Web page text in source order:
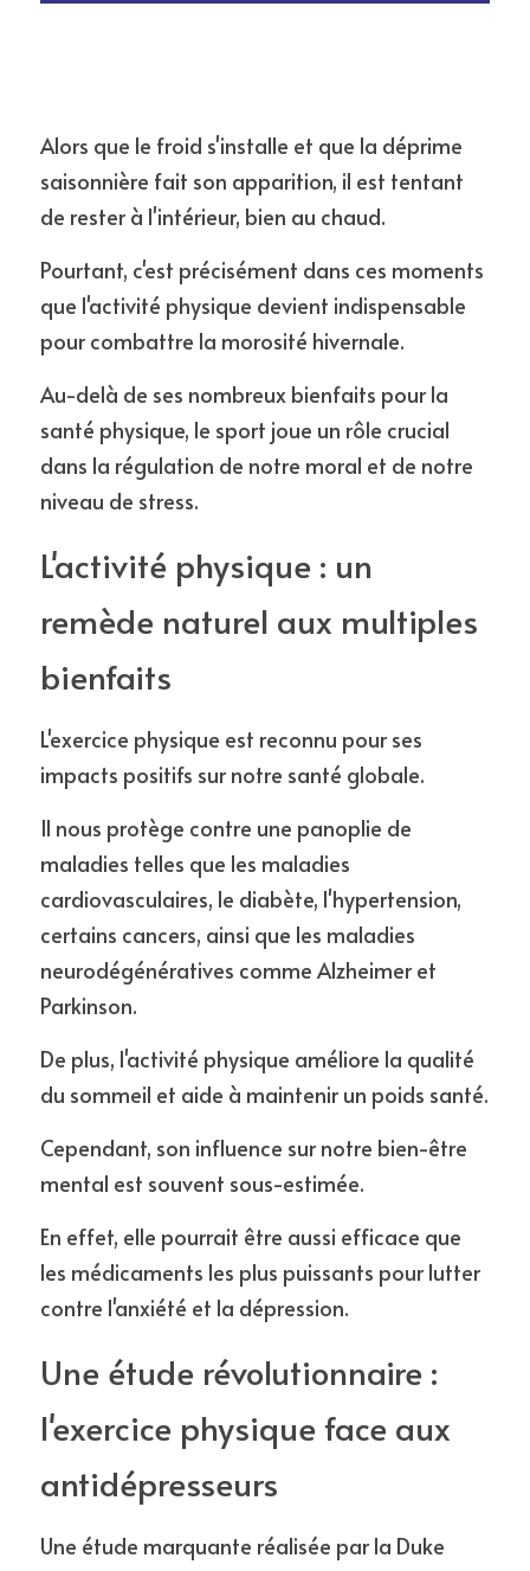
Alors que le froid s'installe et que la déprime
saisonnière fait son apparition, il est tentant
de rester à l'intérieur, bien au chaud.
Pourtant, c'est précisément dans ces moments
que l'activité physique devient indispensable
pour combattre la morosité hivernale.
Au-delà de ses nombreux bienfaits pour la
santé physique, le sport joue un rôle crucial
dans la régulation de notre moral et de notre
niveau de stress.
L'activité physique : un
remède naturel aux multiples
bienfaits
L'exercice physique est reconnu pour ses
impacts positifs sur notre santé globale.
Il nous protège contre une panoplie de
maladies telles que les maladies
cardiovasculaires, le diabète, l'hypertension,
certains cancers, ainsi que les maladies
neurodégénératives comme Alzheimer et
Parkinson.
De plus, l'activité physique améliore la qualité
Cependant, son influence sur notre bien-être
mental est souvent sous-estimée.
En effet, elle pourrait être aussi efficace que
les médicaments les plus puissants pour lutter
contre l'anxiété et la dépression.
Une étude révolutionnaire :
l'exercice physique face aux
antidépresseurs
Une étude marquante réalisée par la Duke